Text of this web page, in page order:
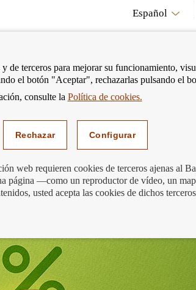
Español
ayudarte Mostrar
menú
evitar sustos
de terceros para mejorar su funcionamiento,
el botón "Aceptar", rechazarlas pulsando el
consulte la Política de cookies.
Rechazar Configurar
web requieren cookies de terceros ajenas al
página —como un reproductor de vídeo, un
usted acepta las cookies de dichos